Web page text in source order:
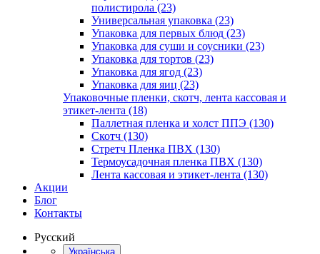
полистирола (23)
Универсальная упаковка (23)
Упаковка для первых блюд (23)
Упаковка для суши и соусники (23)
Упаковка для тортов (23)
Упаковка для ягод (23)
Упаковка для яиц (23)
Упаковочные пленки, скотч, лента кассовая и
этикет-лента (18)
Паллетная пленка и холст ППЭ (130)
Скотч (130)
Стретч Пленка ПВХ (130)
Термоусадочная пленка ПВХ (130)
Лента кассовая и этикет-лента (130)
Акции
Блог
Контакты
Русский
Українська